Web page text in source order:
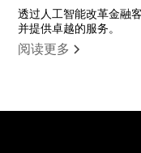
透过人工智能改革金融
并提供卓越的服务。
阅读更多